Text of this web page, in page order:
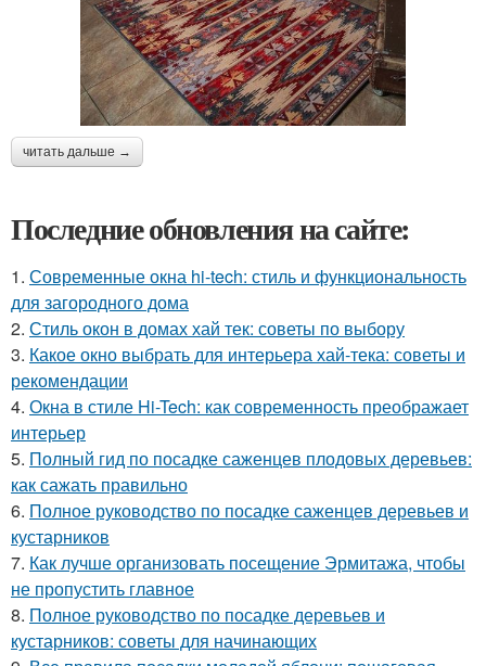
читать дальше →
Последние обновления на сайте:
1. Современные окна hi-tech: стиль и функциональность
для загородного дома
2. Стиль окон в домах хай тек: советы по выбору
3. Какое окно выбрать для интерьера хай-тека: советы и
рекомендации
4. Окна в стиле Hi-Tech: как современность преображает
интерьер
5. Полный гид по посадке саженцев плодовых деревьев:
как сажать правильно
6. Полное руководство по посадке саженцев деревьев и
кустарников
7. Как лучше организовать посещение Эрмитажа, чтобы
не пропустить главное
8. Полное руководство по посадке деревьев и
кустарников: советы для начинающих